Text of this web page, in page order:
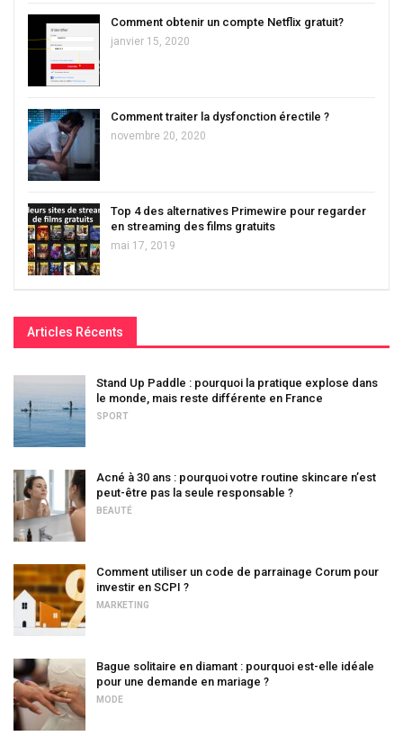
Comment obtenir un compte Netflix gratuit?
janvier 15, 2020
Comment traiter la dysfonction érectile ?
novembre 20, 2020
Top 4 des alternatives Primewire pour regarder
en streaming des films gratuits
mai 17, 2019
Articles Récents
Stand Up Paddle : pourquoi la pratique explose dans
le monde, mais reste différente en France
SPORT
Acné à 30 ans : pourquoi votre routine skincare n’est
peut-être pas la seule responsable ?
BEAUTÉ
Comment utiliser un code de parrainage Corum pour
investir en SCPI ?
MARKETING
Bague solitaire en diamant : pourquoi est-elle idéale
pour une demande en mariage ?
MODE